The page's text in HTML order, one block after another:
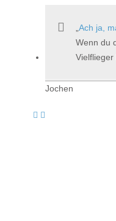
Ach ja,
Wenn du
Vielflieger
Jochen